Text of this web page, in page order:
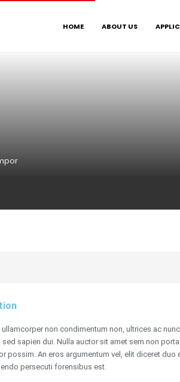
HOME ABOUT US
non condimentum non, ultrices ac
sapien dui. Nulla auctor sit amet sem non
possim. An eros argumentum vel, elit diceret
persecuti forensibus est.